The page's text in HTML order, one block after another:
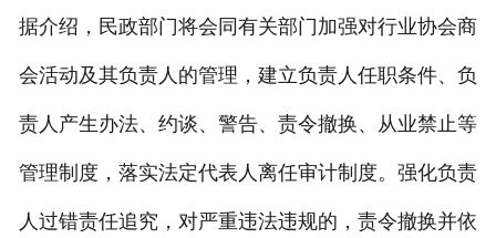
据介绍，民政部门将会同有关部门加强对行业协会商
会活动及其负责人的管理，建立负责人任职条件、负
责人产生办法、约谈、警告、责令撤换、从业禁止等
管理制度，落实法定代表人离任审计制度。强化负责
人过错责任追究，对严重违法违规的，责令撤换并依